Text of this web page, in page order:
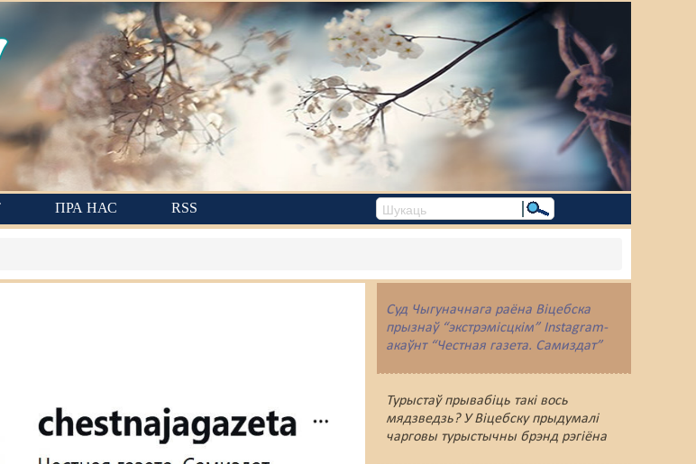
ПРА НАС RSS
Суд Чыгуначнага раёна Віцебска
прызнаў “экстрэмісцкім” Instagram-
акаўнт “Честная газета. Самиздат”
Турыстаў прывабіць такі вось
мядзведзь? У Віцебску прыдумалі
чарговы турыстычны брэнд рэгіёна